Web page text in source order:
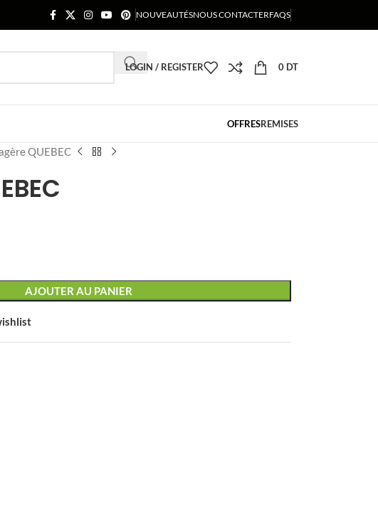
NOUVEAUTÉSNOUS CONTACTERFAQS
LOGIN / REGISTER 0 DT
OFFRESREMISES
QUEBEC
AJOUTER AU PANIER